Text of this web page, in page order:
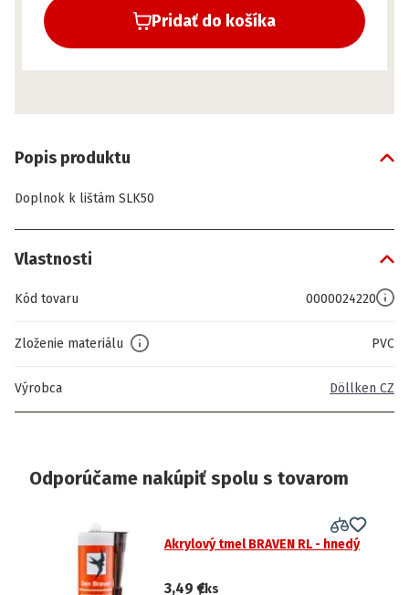
Pridať do košíka
Popis produktu
Doplnok k lištám SLK50
Vlastnosti
Kód tovaru 0000024220
Zloženie materiálu PVC
Výrobca Döllken CZ
Odporúčame nakúpiť spolu s tovarom
Akrylový tmel BRAVEN RL - hnedý
3,49 €/ks